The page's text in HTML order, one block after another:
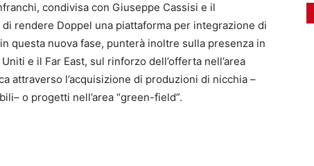
condivisa con Giuseppe Cassisi e il
rendere Doppel una piattaforma per integrazione di
questa nuova fase, punterà inoltre sulla presenza in
e il Far East, sul rinforzo dell’offerta nell’area
attraverso l’acquisizione di produzioni di nicchia –
o progetti nell’area “green-field”.